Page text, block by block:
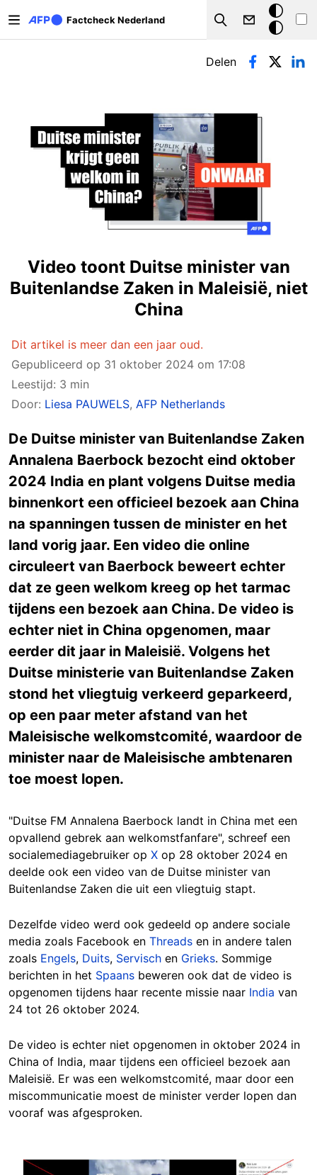
Factcheck Nederland
Search
Donkere
modus
Primaire tabs
Delen
Video toont Duitse minister van
Buitenlandse Zaken in Maleisië, niet
China
Dit artikel is meer dan een jaar oud.
Gepubliceerd op 31 oktober 2024 om 17:08
Leestijd: 3 min
Door: Liesa PAUWELS, AFP Netherlands
De Duitse minister van Buitenlandse Zaken
Annalena Baerbock bezocht eind oktober
2024 India en plant volgens Duitse media
binnenkort een officieel bezoek aan China
na spanningen tussen de minister en het
land vorig jaar. Een video die online
circuleert van Baerbock beweert echter
dat ze geen welkom kreeg op het tarmac
tijdens een bezoek aan China. De video is
echter niet in China opgenomen, maar
eerder dit jaar in Maleisië. Volgens het
Duitse ministerie van Buitenlandse Zaken
stond het vliegtuig verkeerd geparkeerd,
op een paar meter afstand van het
Maleisische welkomstcomité, waardoor de
minister naar de Maleisische ambtenaren
toe moest lopen.
"Duitse FM Annalena Baerbock landt in China met een
opvallend gebrek aan welkomstfanfare", schreef een
socialemediagebruiker op X op 28 oktober 2024 en
deelde ook een video van de Duitse minister van
Buitenlandse Zaken die uit een vliegtuig stapt.
Dezelfde video werd ook gedeeld op andere sociale
media zoals Facebook en Threads en in andere talen
zoals Engels, Duits, Servisch en Grieks. Sommige
berichten in het Spaans beweren ook dat de video is
opgenomen tijdens haar recente missie naar India van
24 tot 26 oktober 2024.
De video is echter niet opgenomen in oktober 2024 in
China of India, maar tijdens een officieel bezoek aan
Maleisië. Er was een welkomstcomité, maar door een
miscommunicatie moest de minister verder lopen dan
vooraf was afgesproken.
Image